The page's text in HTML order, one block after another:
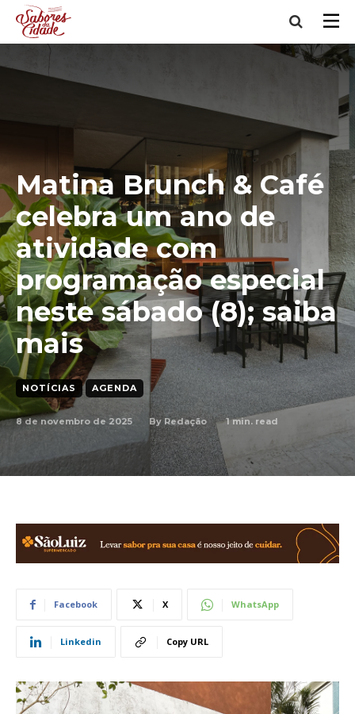
Matina Brunch & Café
celebra um ano de
atividade com
programação especial
neste sábado (8); saiba
mais
NOTÍCIAS AGENDA
8 de novembro de 2025 By Redação 1min. read
Facebook X WhatsApp
Linkedin Copy URL